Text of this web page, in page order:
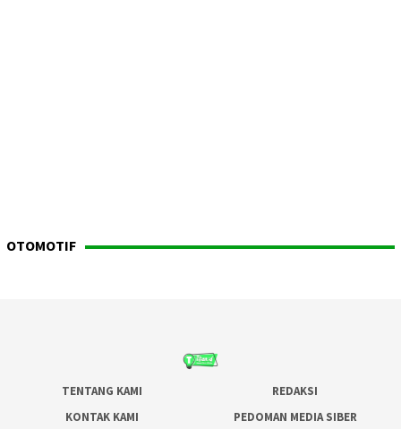
OTOMOTIF
TENTANG KAMI
REDAKSI
KONTAK KAMI
PEDOMAN MEDIA SIBER